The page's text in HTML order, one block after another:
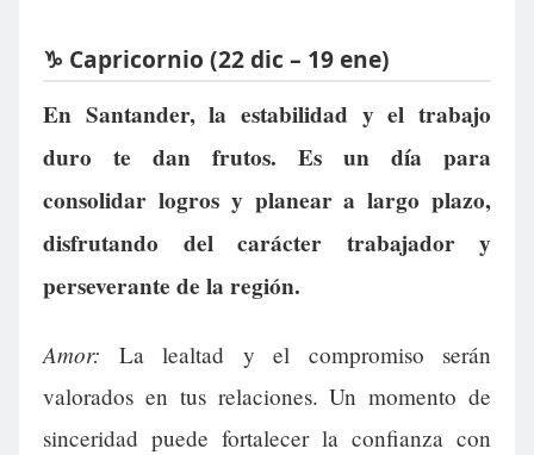
♑ Capricornio (22 dic – 19 ene)
En Santander, la estabilidad y el trabajo
duro te dan frutos. Es un día para
consolidar logros y planear a largo plazo,
disfrutando del carácter trabajador y
perseverante de la región.
Amor: La lealtad y el compromiso serán
valorados en tus relaciones. Un momento de
sinceridad puede fortalecer la confianza con